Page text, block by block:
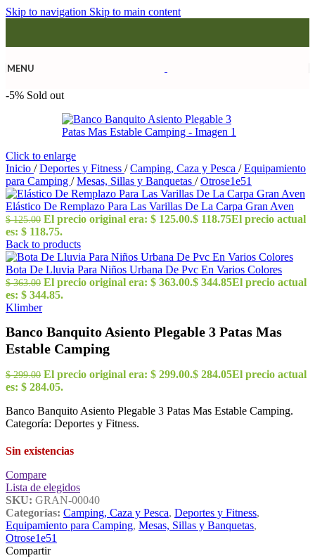
Skip to navigation Skip to main content
MENU
-5% Sold out
Click to enlarge
Inicio / Deportes y Fitness / Camping, Caza y Pesca / Equipamiento
para Camping / Mesas, Sillas y Banquetas / Otrose1e51
Elástico De Remplazo Para Las Varillas De La Carpa Gran Aven
$125.00 El precio original era: $ 125.00.$ 118.75El precio actual
es: $ 118.75.
Back to products
Bota De Lluvia Para Niños Urbana De Pvc En Varios Colores
$363.00 El precio original era: $ 363.00.$ 344.85El precio actual
es: $ 344.85.
Klimber
Banco Banquito Asiento Plegable 3 Patas Mas
Estable Camping
$299.00 El precio original era: $ 299.00.$ 284.05El precio actual
es: $ 284.05.
Banco Banquito Asiento Plegable 3 Patas Mas Estable Camping.
Categoría: Deportes y Fitness.
Sin existencias
Compare
Lista de elegidos
SKU: GRAN-00040
Categorías: Camping, Caza y Pesca, Deportes y Fitness,
Equipamiento para Camping, Mesas, Sillas y Banquetas,
Otrose1e51
Compartir